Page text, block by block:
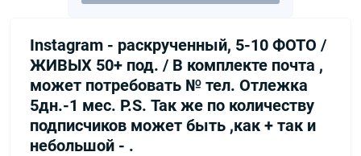
Instagram - раскрученный, 5-10 ФОТО /
ЖИВЫХ 50+ под. / В комплекте почта ,
может потребовать № тел. Отлежка
5дн.-1 мес. P.S. Так же по количеству
подписчиков может быть ,как + так и
небольшой - .